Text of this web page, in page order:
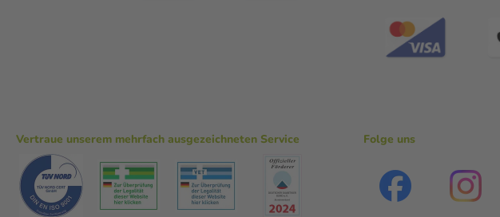
Vertraue unserem mehrfach ausgezeichneten Service Folge uns